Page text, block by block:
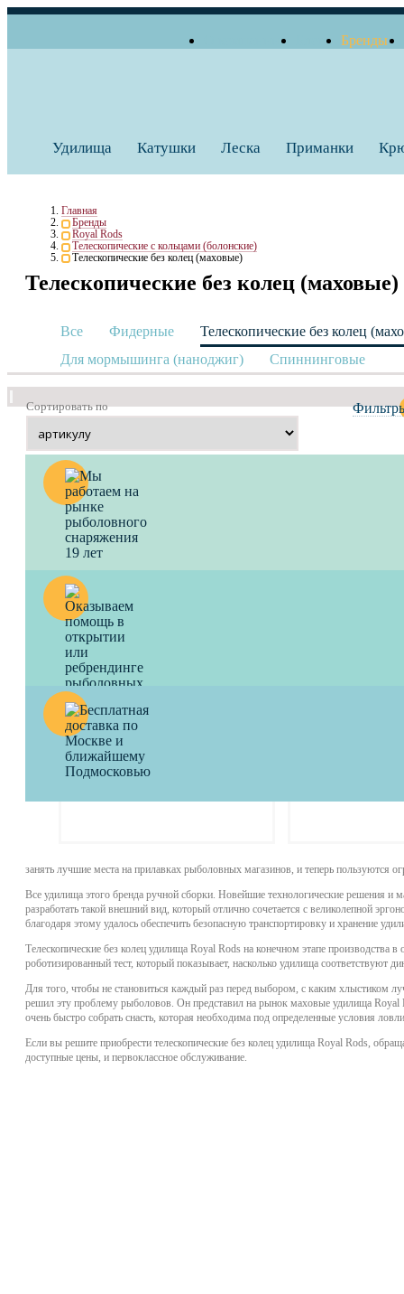
Бренды
Удилища Катушки Леска Приманки
Главная
Бренды
Royal Rods
Телескопические с кольцами (болонские)
Телескопические без колец (маховые)
Телескопические без колец
Все Фидерные
Телескопические без колец
Для мормышинга (наноджиг)
Спиннинговые
Сортировать по
2-ое колено к удилищам без
колец LIMITED EDITION
1000a
Подробнее
занять лучшие места на прилавках рыболовных магазинов, и теперь пользуются
Все удилища этого бренда ручной сборки. Новейшие технологические решения и
разработать такой внешний вид, который отлично сочетается с великолепной
благодаря этому удалось обеспечить безопасную транспортировку и хранение
Телескопические без колец удилища Royal Rods на конечном этапе производства
роботизированный тест, который показывает, насколько удилища соответствуют
Для того, чтобы не становиться каждый раз перед выбором, с каким хлыстиком
решил эту проблему рыболовов. Он представил на рынок маховые удилища
очень быстро собрать снасть, которая необходима под определенные условия
Если вы решите приобрести телескопические без колец удилища Royal Rods,
доступные цены, и первоклассное обслуживание.